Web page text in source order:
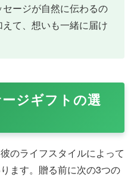
ージが自然に伝わるの
て、想いも一緒に届け
ジギフトの選
のライフスタイルによって
ます。贈る前に次の3つの